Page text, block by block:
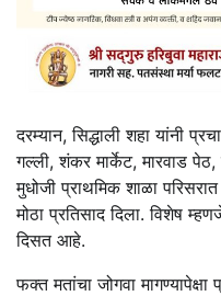
दरम्यान, सिद्धाली शहा यांनी
गल्ली, शंकर मार्केट, मारवाड
मुधोजी प्राथमिक शाळा
मोठा प्रतिसाद दिला. विशेष
दिसत आहे.
फक्त मतांचा जोगवा